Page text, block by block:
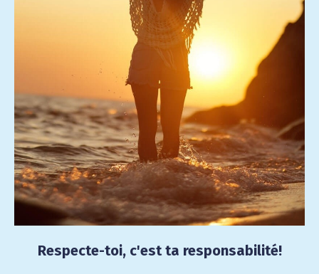
Respecte-toi, c'est ta responsabilité!